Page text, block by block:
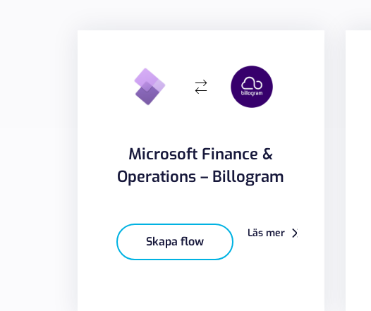
Microsoft Finance &
Operations – Billogram
Skapa flow
Läs mer